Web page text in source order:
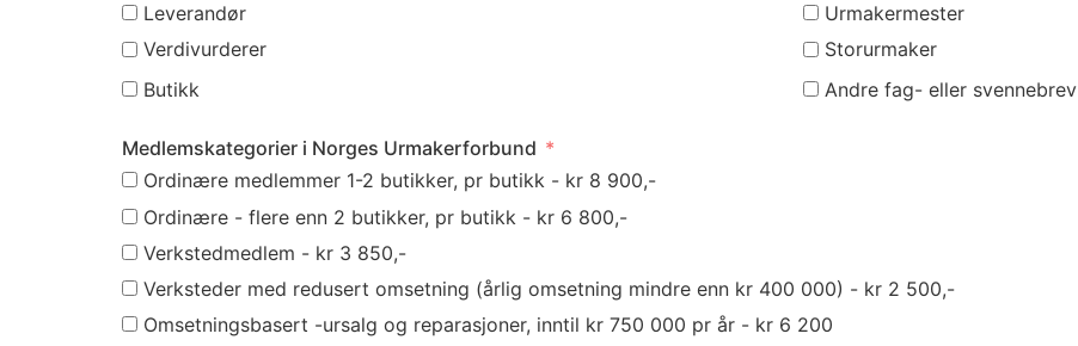
Leverandør
Verdivurderer
Butikk
Urmakermester
Storurmaker
Andre fag- eller svennebrev
Medlemskategorier i Norges Urmakerforbund
Ordinære medlemmer 1-2 butikker, pr butikk - kr 8 900,-
Ordinære - flere enn 2 butikker, pr butikk - kr 6 800,-
Verkstedmedlem - kr 3 850,-
Verksteder med redusert omsetning (årlig omsetning mindre enn kr 400 000) - kr 2 500,-
Omsetningsbasert -ursalg og reparasjoner, inntil kr 750 000 pr år - kr 6 200